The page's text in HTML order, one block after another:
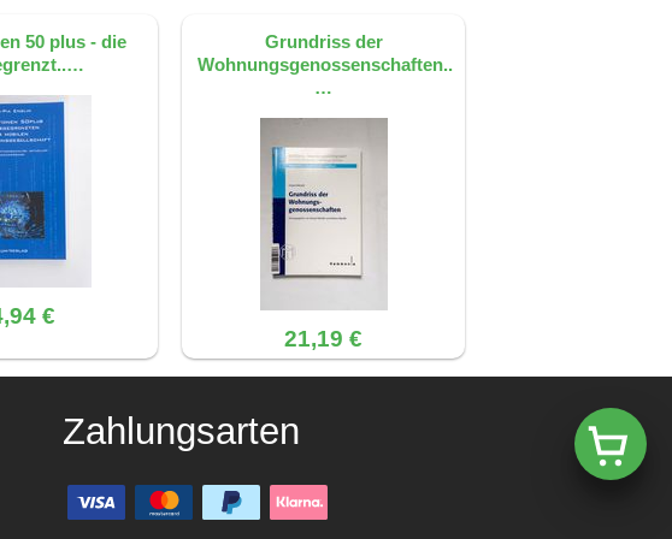
50 plus - die
€
Grundriss der
Wohnungsgenossenschaften..
…
21,19 €
Zahlungsarten